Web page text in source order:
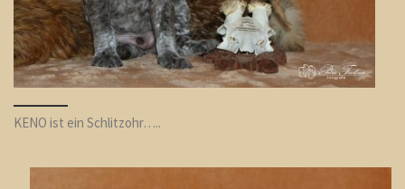
KENO ist ein Schlitzohr…..